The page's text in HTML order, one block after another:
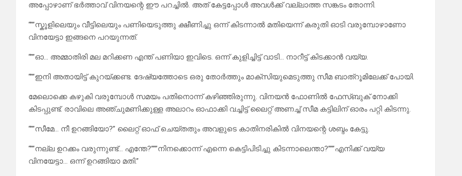
അപ്പോഴാണ് ഭർത്താവ് വിനയന്റെ ഈ പറച്ചിൽ. അത് കേട്ടപ്പോൾ അവൾക്ക് വല്ലാത്ത സങ്കടം തോന്നി.
“””സ്കൂളിലെയും വീട്ടിലെയും പണിയെടുത്തു ക്ഷീണിച്ചു ഒന്ന് കിടന്നാൽ മതിയെന്ന് കരുതി ഓടി വരുമ്പോഴാണോ
വിനയേട്ടാ ഇങ്ങനെ പറയുന്നത്.
“””ഓ… അമ്മാതിരി മല മറിക്കണ എന്ത് പണിയാ ഇവിടെ. ഒന്ന് കുളിച്ചിട്ട് വാടി… നാറീട്ട് കിടക്കാൻ വയ്യ.
“””ഇനി അതായിട്ട് കുറയ്ക്കണ്ട. ദേഷ്യത്തോടെ ഒരു തോർത്തും മാക്സിയുമെടുത്തു സീമ ബാത്‌റൂമിലേക്ക് പോയി.
മേലൊക്കെ കഴുകി വരുമ്പോൾ സമയം പതിനൊന്ന് കഴിഞ്ഞിരുന്നു. വിനയൻ ഫോണിൽ ഫേസ്ബുക് നോക്കി
കിടപ്പുണ്ട്. രാവിലെ അഞ്ചുമണിക്കുള്ള അലാറം ഓഫാക്കി വച്ചിട്ട് ലൈറ്റ് അണച്ച് സീമ കട്ടിലിന് ഓരം പറ്റി കിടന്നു.
“””സീമേ… നീ ഉറങ്ങിയോ?” ലൈറ്റ് ഓഫ്‌ ചെയ്തതും അവളുടെ കാതിനരികിൽ വിനയന്റെ ശബ്ദം കേട്ടു.
“””നല്ല ഉറക്കം വരുന്നുണ്ട്… എന്തേ?”””നിനക്കൊന്ന് എന്നെ കെട്ടിപിടിച്ചു കിടന്നാലെന്താ?”””എനിക്ക് വയ്യ
വിനയേട്ടാ… ഒന്ന് ഉറങ്ങിയാ മതി.”